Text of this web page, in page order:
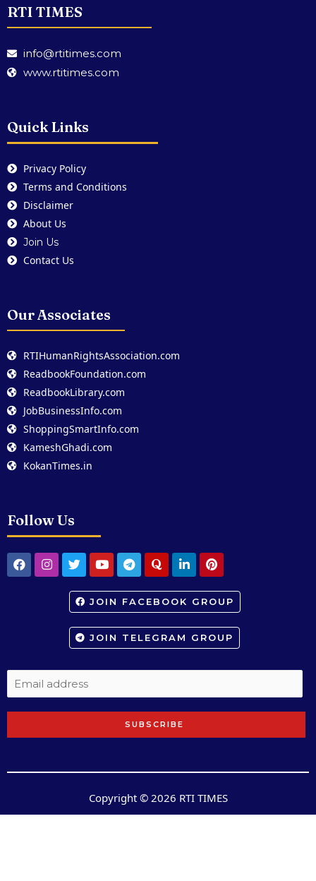
RTI TIMES
info@rtitimes.com
www.rtitimes.com
Quick Links
Privacy Policy
Terms and Conditions
Disclaimer
About Us
Join Us
Contact Us
Our Associates
RTIHumanRightsAssociation.com
ReadbookFoundation.com
ReadbookLibrary.com
JobBusinessInfo.com
ShoppingSmartInfo.com
KameshGhadi.com
KokanTimes.in
Follow Us
JOIN FACEBOOK GROUP
JOIN TELEGRAM GROUP
SUBSCRIBE
Copyright © 2026 RTI TIMES